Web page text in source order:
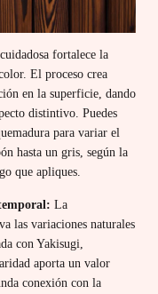
fortalece la
El proceso crea
en la superficie, dando
distintivo. Puedes
para variar el
hasta un gris, según la
que apliques.
La
las variaciones naturales
con Yakisugi,
aporta un valor
conexión con la